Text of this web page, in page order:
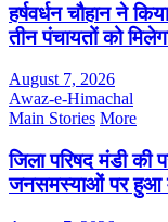
हर्षवर्धन चौहान ने
तीन पंचायतों को
August 7, 2026
Awaz-e-Himachal
Main Stories More
जिला परिषद मंडी की
जनसमस्याओं पर हुआ